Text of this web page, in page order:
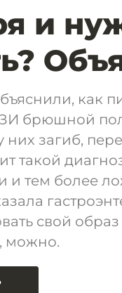
и
как
брюшной
у них загиб,
такой
и тем более
свой
можно.